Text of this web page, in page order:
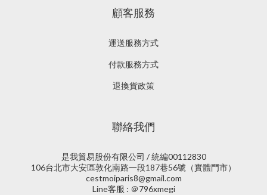
顧客服務
運送服務方式
付款服務方式
退換貨政策
聯絡我們
是我貿易股份有限公司 / 統編00112830
106台北市大安區敦化南路一段187巷56號（實體門市）
cestmoiparis8@gmail.com
Line客服 : ＠796xmegi